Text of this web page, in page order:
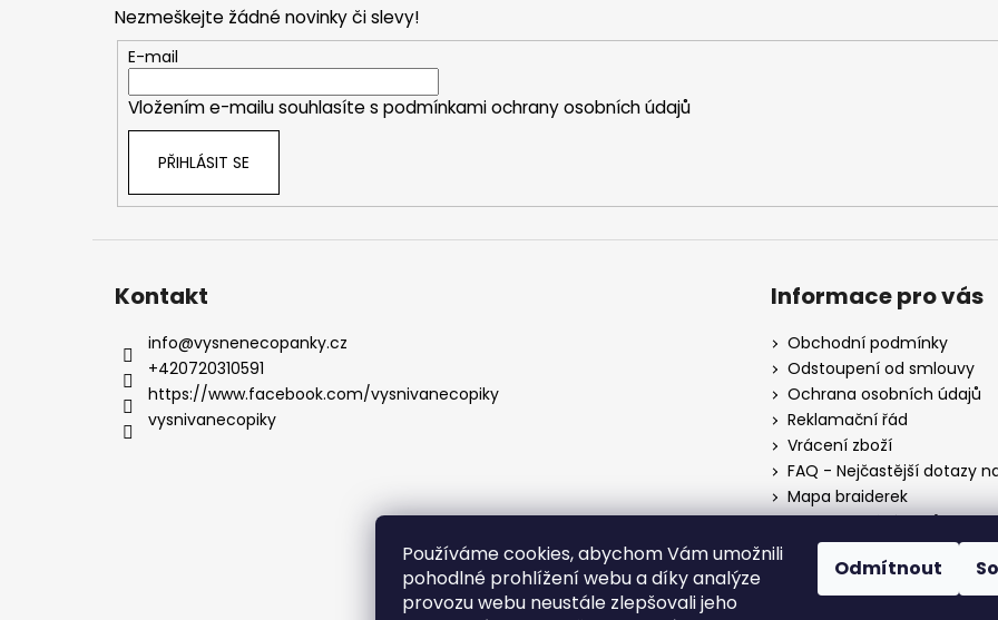
Používáme cookies, abychom Vám umožnili
pohodlné prohlížení webu a díky analýze
provozu webu neustále zlepšovali jeho
Odmítnout
Nezmeškejte žádné novinky či slevy!
E-mail
Vložením e-mailu souhlasíte s podmínkami ochrany osobních údajů
PŘIHLÁSIT SE
Kontakt
info@vysnenecopanky.cz
+420720310591
https://www.facebook.com/vysnivanecopiky
vysnivanecopiky
Informace pro vás
Obchodní podmínky
Odstoupení od smlouvy
Ochrana osobních údajů
Reklamační řád
Vrácení zboží
FAQ - Nejčastější dotazy
Mapa braiderek
Kurz zapletání vlasů
Blog
Kontakt